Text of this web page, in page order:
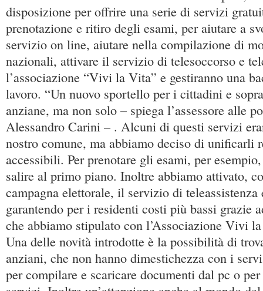
disposizione per offrire una serie di servizi
prenotazione e ritiro degli esami, per aiutare a
servizio on line, aiutare nella compilazione di
nazionali, attivare il servizio di telesoccorso e
l’associazione “Vivi la Vita” e gestiranno una
lavoro. “Un nuovo sportello per i cittadini e
anziane, ma non solo – spiega l’assessore alle
Alessandro Carini – . Alcuni di questi servizi
nostro comune, ma abbiamo deciso di unificarli
accessibili. Per prenotare gli esami, per
salire al primo piano. Inoltre abbiamo attivato,
campagna elettorale, il servizio di teleassistenza
garantendo per i residenti costi più bassi grazie
che abbiamo stipulato con l’Associazione Vivi
Una delle novità introdotte è la possibilità di
anziani, che non hanno dimestichezza con i
per compilare e scaricare documenti dal pc o